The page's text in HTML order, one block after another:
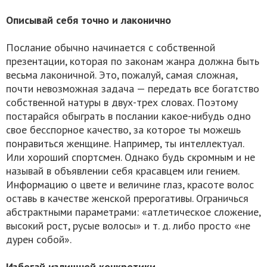
Описывай себя точно и лаконично
Послание обычно начинается с собственной
презентации, которая по законам жанра должна быть
весьма лаконичной. Это, пожалуй, самая сложная,
почти невозможная задача — передать все богатство
собственной натуры в двух-трех словах. Поэтому
постарайся обыграть в послании какое-нибудь одно
свое бесспорное качество, за которое ты можешь
понравиться женщине. Например, ты интеллектуал.
Или хороший спортсмен. Однако будь скромным и не
называй в объявлении себя красавцем или гением.
Информацию о цвете и величине глаз, красоте волос
оставь в качестве женской прерогативы. Ограничься
абстрактными параметрами: «атлетическое сложение,
высокий рост, русые волосы» и т. д. либо просто «не
дурен собой».